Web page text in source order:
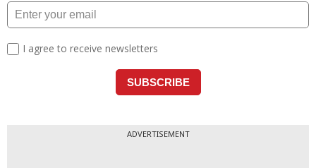
ADVERTISEMENT